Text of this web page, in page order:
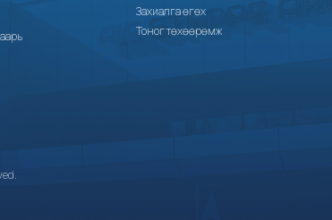
Захиалга өгөх
Тоног төхөөрөмж